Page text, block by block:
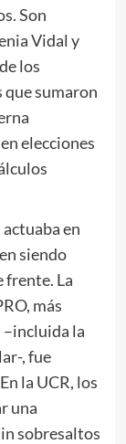
Son
Vidal y
los
que sumaron
elecciones
en
siendo
frente. La
más
–incluida la
, fue
la UCR, los
una
sobresaltos